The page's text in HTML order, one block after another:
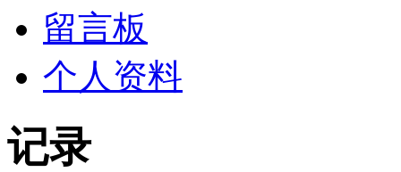
留言板
个人资料
记录